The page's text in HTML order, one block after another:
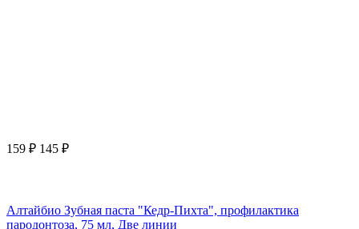
159 ₽ 145 ₽
Алтайбио Зубная паста "Кедр-Пихта", профилактика
пародонтоза, 75 мл, Две линии